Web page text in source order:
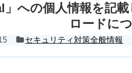
」への個人情報を記
ロードに
セキュリティ対策全般情報